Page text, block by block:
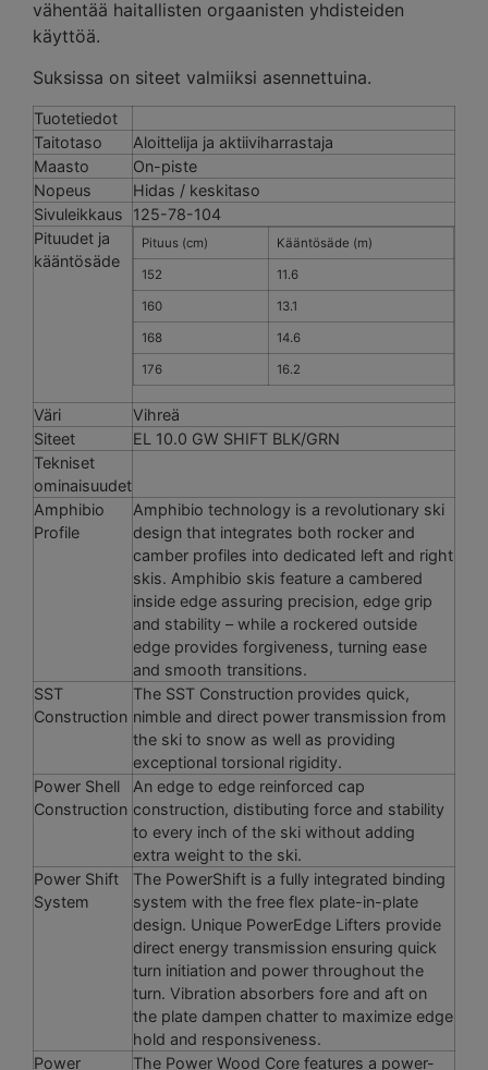
vähentää haitallisten orgaanisten yhdisteiden
käyttöä.
Suksissa on siteet valmiiksi asennettuina.
Tuotetiedot
Taitotaso
Aloittelija ja aktiiviharrastaja
Maasto
On-piste
Nopeus
Hidas / keskitaso
Sivuleikkaus
125-78-104
Pituudet ja
kääntösäde
Pituus (cm) Kääntösäde (m)
152 11.6
160 13.1
168 14.6
176 16.2
Väri
Vihreä
Siteet
EL 10.0 GW SHIFT BLK/GRN
Tekniset
ominaisuudet
Amphibio
Profile
Amphibio technology is a revolutionary ski
design that integrates both rocker and
camber profiles into dedicated left and right
skis. Amphibio skis feature a cambered
inside edge assuring precision, edge grip
and stability – while a rockered outside
edge provides forgiveness, turning ease
and smooth transitions.
SST
Construction
The SST Construction provides quick,
nimble and direct power transmission from
the ski to snow as well as providing
exceptional torsional rigidity.
Power Shell
Construction
An edge to edge reinforced cap
construction, distibuting force and stability
to every inch of the ski without adding
extra weight to the ski.
Power Shift
System
The PowerShift is a fully integrated binding
system with the free flex plate-in-plate
design. Unique PowerEdge Lifters provide
direct energy transmission ensuring quick
turn initiation and power throughout the
turn. Vibration absorbers fore and aft on
the plate dampen chatter to maximize edge
hold and responsiveness.
Power
The Power Wood Core features a power-